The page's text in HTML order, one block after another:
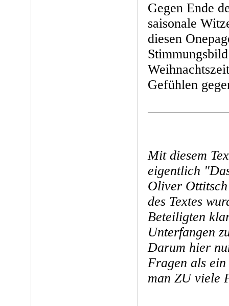
Gegen Ende
saisonale
diesen
Gefühlen
Mit diesem
eigentlich
Oliver
des Textes
Beteiligten
Unterfangen
Darum hier
Fragen als
man ZU viele